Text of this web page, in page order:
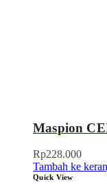
Maspion
Rp228.000
Tambah ke
Quick View